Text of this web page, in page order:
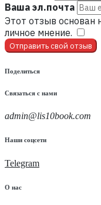
Ваша эл.почта
Этот отзыв
личное мнение.
Отправить свой отзыв
Поделиться
Связаться с нами
admin@lis10book.com
Наши соцсети
Telegram
О нас